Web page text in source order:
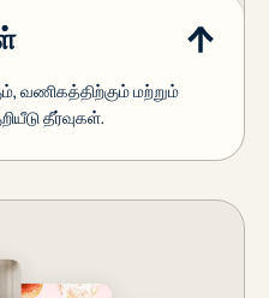
வணிகத்திற்கும் மற்றும்
தீர்வுகள்.